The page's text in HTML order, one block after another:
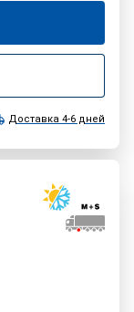
Доставка 4-6 дней